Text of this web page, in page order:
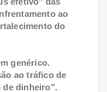
ao
do
genérico.
ao tráfico de
de dinheiro".